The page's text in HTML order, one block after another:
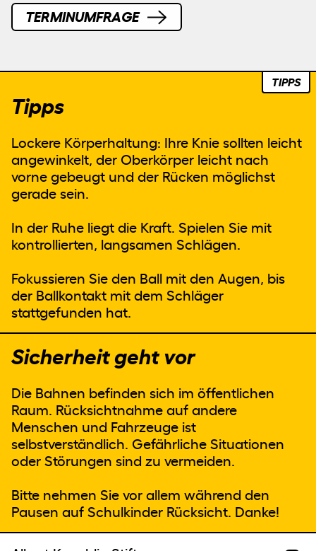
TERMINUMFRAGE
TIPPS
Tipps
Lockere Körperhaltung: Ihre Knie sollten leicht
angewinkelt, der Oberkörper leicht nach
vorne gebeugt und der Rücken möglichst
gerade sein.
In der Ruhe liegt die Kraft. Spielen Sie mit
kontrollierten, langsamen Schlägen.
Fokussieren Sie den Ball mit den Augen, bis
der Ballkontakt mit dem Schläger
stattgefunden hat.
Sicherheit geht vor
Die Bahnen befinden sich im öffentlichen
Raum. Rücksichtnahme auf andere
Menschen und Fahrzeuge ist
selbstverständlich. Gefährliche Situationen
oder Störungen sind zu vermeiden.
Bitte nehmen Sie vor allem während den
Pausen auf Schulkinder Rücksicht. Danke!